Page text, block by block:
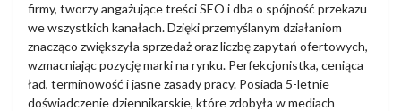
firmy, tworzy angażujące treści SEO i dba o spójność przekazu
we wszystkich kanałach. Dzięki przemyślanym działaniom
znacząco zwiększyła sprzedaż oraz liczbę zapytań ofertowych,
wzmacniając pozycję marki na rynku. Perfekcjonistka, ceniąca
ład, terminowość i jasne zasady pracy. Posiada 5-letnie
doświadczenie dziennikarskie, które zdobyła w mediach